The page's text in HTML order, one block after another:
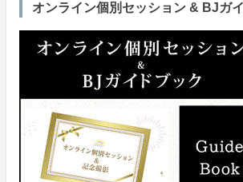
オンライン個別セッション & BJガ